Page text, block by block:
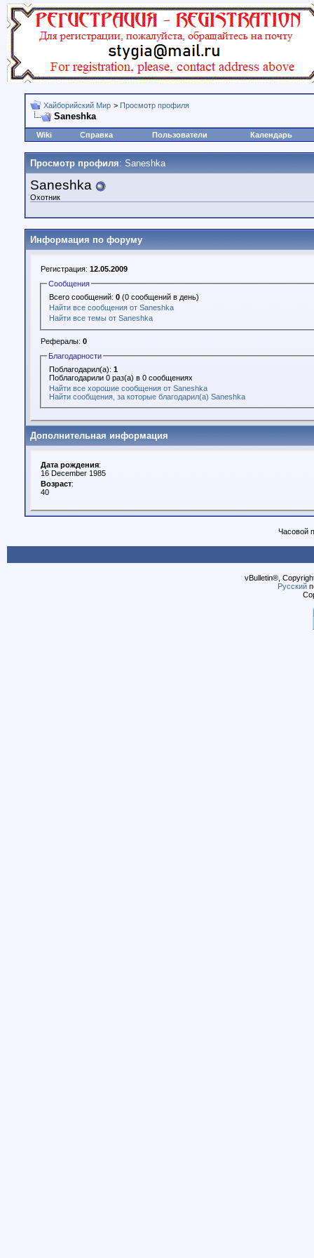
Хайборийский Мир > Просмотр профиля
Saneshka
Wiki Справка Пользователи Календарь
Просмотр профиля: Saneshka
Saneshka
Охотник
Информация по форуму
Регистрация: 12.05.2009
Сообщения
Всего сообщений:0 (0 сообщений в день)
Найти все сообщения от Saneshka
Найти все темы от Saneshka
Рефералы: 0
Благодарности
Поблагодарил(а):1
Поблагодарили 0 раз(а) в 0 сообщениях
Найти все хорошие сообщения от Saneshka
Найти сообщения, за которые благодарил(а) Saneshka
Дополнительная информация
Дата рождения:
16 December 1985
Возраст:
40
Часовой
vBulletin®,
Русский